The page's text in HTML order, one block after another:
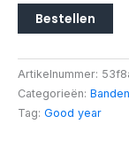
Bestellen
Artikelnummer:
Categorieën: Banden
Tag: Good year